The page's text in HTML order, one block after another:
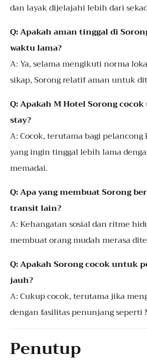
dan layak dijelajahi lebih dari
Q: Apakah aman tinggal di
waktu lama?
A: Ya, selama mengikuti norma
sikap, Sorong relatif aman untuk
Q: Apakah M Hotel Sorong
stay?
A: Cocok, terutama bagi
yang ingin tinggal lebih lama
memadai.
Q: Apa yang membuat Sorong
transit lain?
A: Kehangatan sosial dan ritme
membuat orang mudah merasa
Q: Apakah Sorong cocok untuk
jauh?
A: Cukup cocok, terutama jika
dengan fasilitas penunjang seperti
Penutup